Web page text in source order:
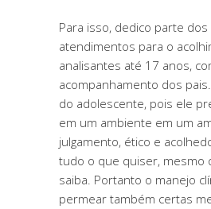
Para isso, dedico parte
atendimentos para o
analisantes até 17 anos,
acompanhamento dos
do adolescente, pois ele
em um ambiente em um
julgamento, ético e
tudo o que quiser, mesmo
saiba. Portanto o manejo
permear também certas